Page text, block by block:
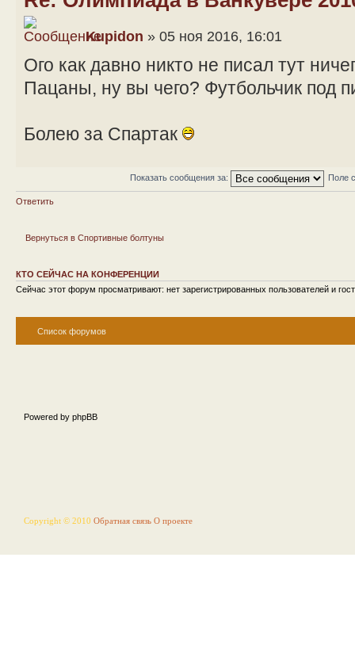
Kupidon » 05 ноя 2016, 16:01
Ого как давно никто не писал тут
Пацаны, ну вы чего? Футбольчик под
Болею за Спартак
Показать сообщения за: Поле
Ответить
Вернуться в Спортивные болтуны
КТО СЕЙЧАС НА КОНФЕРЕНЦИИ
Сейчас этот форум просматривают: нет зарегистрированных пользователей и
Список форумов
Powered by phpBB
Copyright © 2010 Обратная связь О проекте